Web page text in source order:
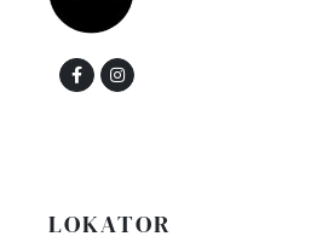
LOKATOR